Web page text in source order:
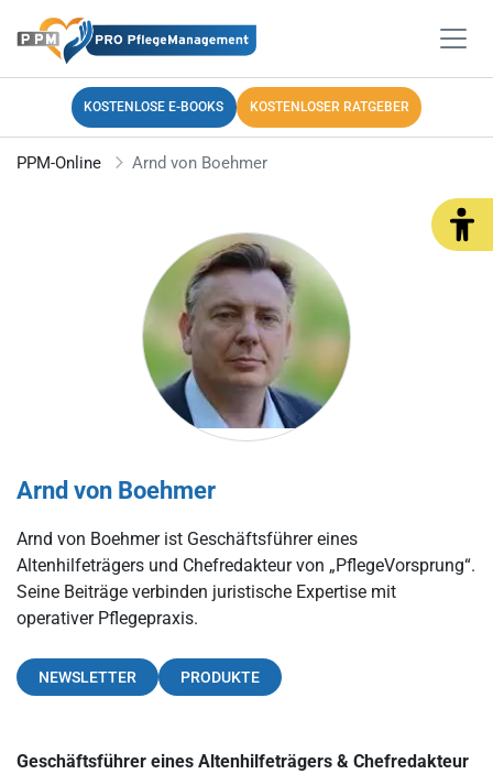
KOSTENLOSE E-BOOKS KOSTENLOSER RATGEBER
PPM-Online Arnd von Boehmer
Arnd von Boehmer
Arnd von Boehmer ist Geschäftsführer eines
Altenhilfeträgers und Chefredakteur von „PflegeVorsprung“.
Seine Beiträge verbinden juristische Expertise mit
operativer Pflegepraxis.
NEWSLETTER PRODUKTE
Geschäftsführer eines Altenhilfeträgers & Chefredakteur